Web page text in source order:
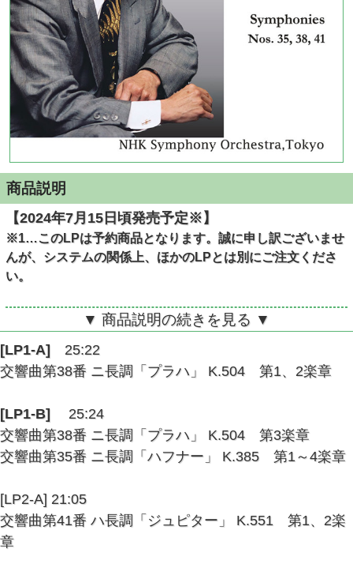
商品説明
【2024年7月15日頃発売予定※】
※1…このLPは予約商品となります。誠に申し訳ございませ
んが、システムの関係上、ほかのLPとは別にご注文くださ
い。
完全限定生産
若杉、N響のモーツ
交響曲第35、38、41番
▼ 商品説明の続きを見る ▼
[LP1-A] 25:22
交響曲第38番 ニ長調「プラハ」 K.504 第1、2楽章
[LP1-B]
25:24
交響曲第38番 ニ長調「プラハ」 K.504 第3楽章
交響曲第35番 ニ長調「ハフナー」 K.385 第1～4楽章
[LP2-A] 21:05
交響曲第41番 ハ長調「ジュピター」 K.551 第1、2楽
章